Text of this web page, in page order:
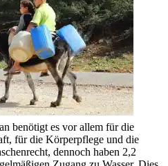
benötigt es vor allem für die
für die Körperpflege und die
dennoch haben 2,2